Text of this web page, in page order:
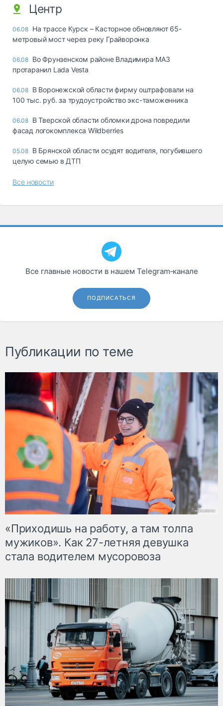
Центр
06.08 На трассе Курск – Касторное обновляют 65-
метровый мост через реку Грайворонка
06.08 Во Фрунзенском районе Владимира МАЗ
протаранил Lada Vesta
06.08 В Воронежской области фирму оштрафовали на
100 тыс. руб. за трудоустройство экс-таможенника
06.08 В Тверской области обломки дрона повредили
фасад логокомплекса Wildberries
05.08 В Брянской области осудят водителя, погубившего
целую семью в ДТП
Все новости
Все главные новости в нашем Telegram‑канале
ПОДПИСАТЬСЯ
Публикации по теме
«Приходишь на работу, а там толпа
мужиков». Как 27-летняя девушка
стала водителем мусоровоза